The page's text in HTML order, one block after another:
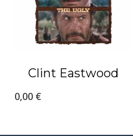
Clint Eastwood
0,00 €